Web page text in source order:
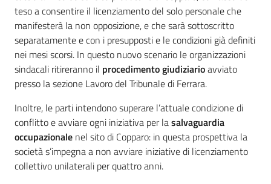
teso a consentire il licenziamento del solo personale che
manifesterà la non opposizione, e che sarà sottoscritto
separatamente e con i presupposti e le condizioni già definiti
nei mesi scorsi. In questo nuovo scenario le organizzazioni
sindacali ritireranno il procedimento giudiziarioavviato
presso la sezione Lavoro del Tribunale di Ferrara.
Inoltre, le parti intendono superare l’attuale condizione di
conflitto e avviare ogni iniziativa per lasalvaguardia
occupazionale nel sito di Copparo: in questa prospettiva la
società s’impegna a non avviare iniziative di licenziamento
collettivo unilaterali per quattro anni.